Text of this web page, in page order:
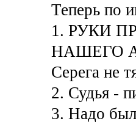
Теперь по
1. РУКИ
НАШЕГО
Серега не
2. Судья -
3. Надо